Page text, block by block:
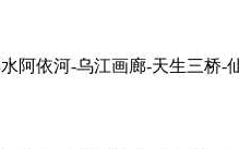
阿依河-乌江画廊-天生三桥-